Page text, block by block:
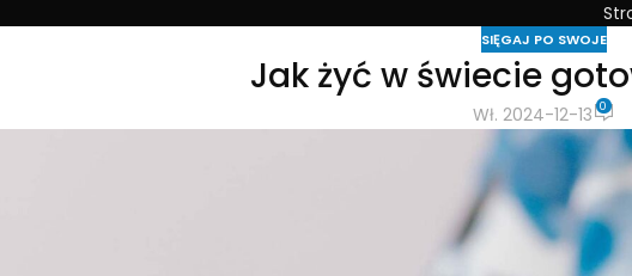
SIĘGAJ PO SWOJE
Jak żyć w świecie
Wł. 2024-12-13 0